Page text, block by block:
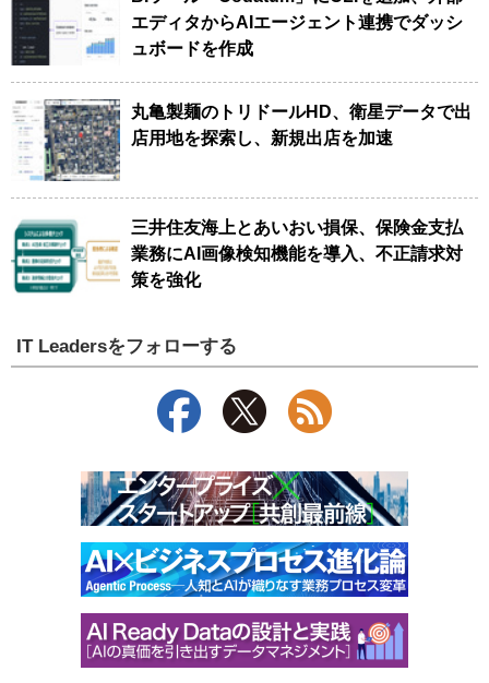
エディタからAIエージェント連携でダッシ
ュボードを作成
丸亀製麺のトリドールHD、衛星データで出
店用地を探索し、新規出店を加速
三井住友海上とあいおい損保、保険金支払
業務にAI画像検知機能を導入、不正請求対
策を強化
IT Leadersをフォローする